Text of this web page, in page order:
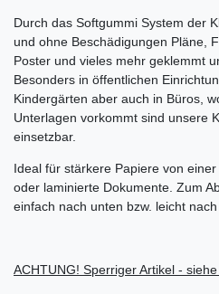
Durch das Softgummi System der
und ohne Beschädigungen Pläne,
Poster und vieles mehr geklemmt
Besonders in öffentlichen
Kindergärten aber auch in Büros,
Unterlagen vorkommt sind unsere
einsetzbar.
Ideal für stärkere Papiere von
oder laminierte Dokumente. Zum
einfach nach unten bzw. leicht
ACHTUNG! Sperriger Artikel -